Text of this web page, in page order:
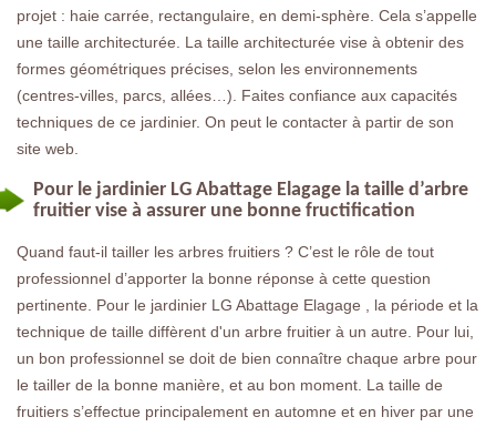
projet : haie carrée, rectangulaire, en demi-sphère. Cela s’appelle
une taille architecturée. La taille architecturée vise à obtenir des
formes géométriques précises, selon les environnements
(centres-villes, parcs, allées…). Faites confiance aux capacités
techniques de ce jardinier. On peut le contacter à partir de son
site web.
Pour le jardinier LG Abattage Elagage la taille d’arbre
fruitier vise à assurer une bonne fructification
Quand faut-il tailler les arbres fruitiers ? C’est le rôle de tout
professionnel d’apporter la bonne réponse à cette question
pertinente. Pour le jardinier LG Abattage Elagage , la période et la
technique de taille diffèrent d'un arbre fruitier à un autre. Pour lui,
un bon professionnel se doit de bien connaître chaque arbre pour
le tailler de la bonne manière, et au bon moment. La taille de
fruitiers s’effectue principalement en automne et en hiver par une